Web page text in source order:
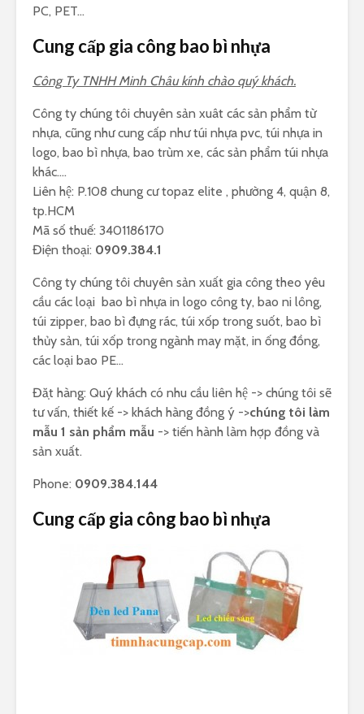
PC, PET…
Cung cấp gia công bao bì nhựa
Công Ty TNHH Minh Châu kính chào quý khách.
Công ty chúng tôi chuyên sản xuât các sản phẩm từ
nhựa, cũng như cung cấp như túi nhựa pvc, túi nhựa in
logo, bao bì nhựa, bao trùm xe, các sản phẩm túi nhựa
khác….
Liên hệ: P.108 chung cư topaz elite , phường 4, quận 8,
tp.HCM
Mã số thuế: 3401186170
Điện thoại: 0909.384.1
Công ty chúng tôi chuyên sản xuất gia công theo yêu
cầu các loại bao bì nhựa in logo công ty, bao ni lông,
túi zipper, bao bì đựng rác, túi xốp trong suốt, bao bì
thủy sản, túi xốp trong ngành may mặt, in ống đồng,
các loại bao PE…
Đặt hàng: Quý khách có nhu cầu liên hệ -> chúng tôi sẽ
tư vấn, thiết kế -> khách hàng đồng ý ->chúng tôi làm
mẫu 1 sản phẩm mẫu -> tiến hành làm hợp đồng và
sản xuất.
Phone: 0909.384.144
Cung cấp gia công bao bì nhựa